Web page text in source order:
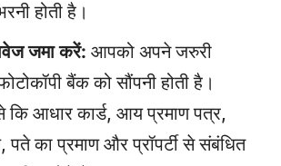
होती है।
जमा करें: आपको अपने जरुरी
बैंक को सौंपनी होती है।
आधार कार्ड, आय प्रमाण पत्र,
पते का प्रमाण और प्रॉपर्टी से संबंधित